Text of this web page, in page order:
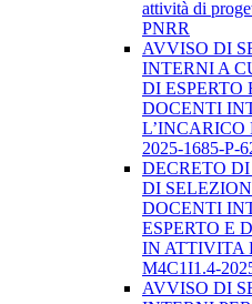
attività di
PNRR
AVVISO DI
INTERNI A
DI ESPERTO
DOCENTI
L’INCARICO
2025-1685-P-
DECRETO
DI
DOCENTI
ESPERTO E
IN ATTIVITA
M4C1I1.4-
AVVISO DI